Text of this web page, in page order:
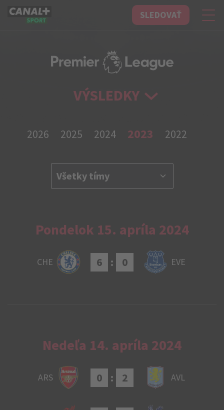
CANAL+ Sport SLEDOVAŤ
VÝSLEDKY
2026 2025 2024 2023 2022
Pondelok 15. apríla 2024
CHE 6 : 0 EVE
Nedeľa 14. apríla 2024
ARS 0 : 2 AVL